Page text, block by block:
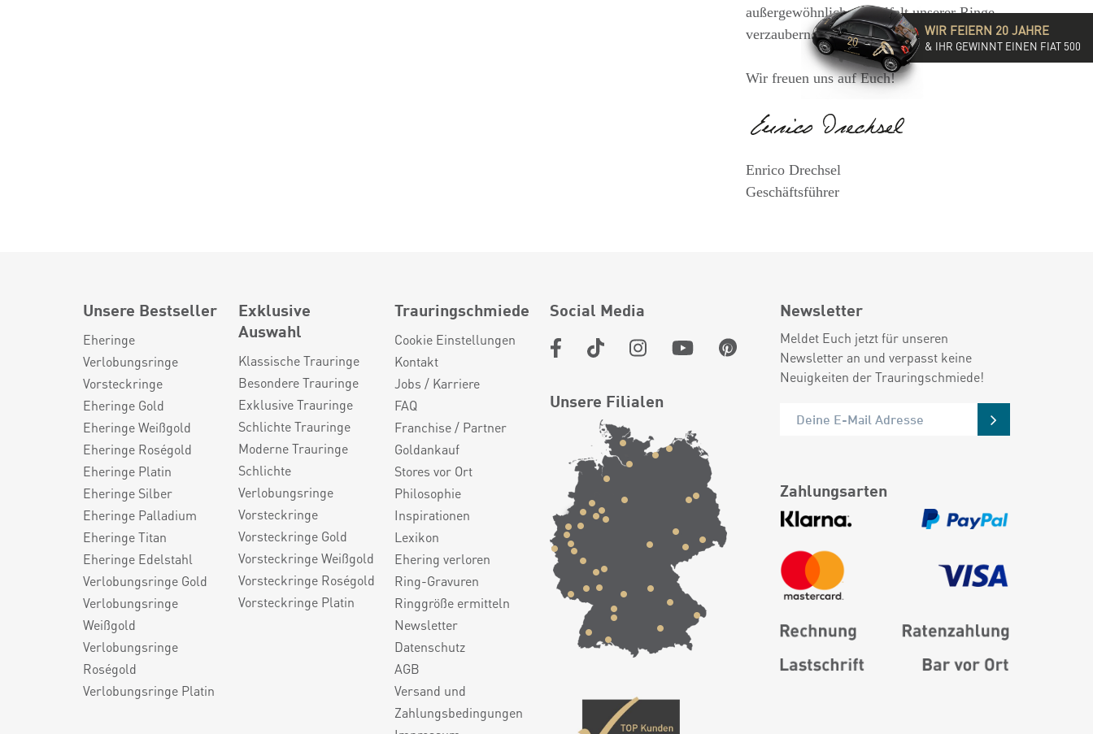
außergewöhnlichen Vielfalt unserer Ringe
verzaubern.
Wir freuen uns auf Euch!
Enrico Drechsel
Geschäftsführer
Unsere Bestseller
Eheringe
Verlobungsringe
Vorsteckringe
Eheringe Gold
Eheringe Weißgold
Eheringe Roségold
Eheringe Platin
Eheringe Silber
Eheringe Palladium
Eheringe Titan
Eheringe Edelstahl
Verlobungsringe Gold
Verlobungsringe
Weißgold
Verlobungsringe
Roségold
Verlobungsringe Platin
Exklusive
Auswahl
Klassische Trauringe
Besondere Trauringe
Exklusive Trauringe
Schlichte Trauringe
Moderne Trauringe
Schlichte
Verlobungsringe
Vorsteckringe
Vorsteckringe Gold
Vorsteckringe Weißgold
Vorsteckringe Roségold
Vorsteckringe Platin
Trauringschmiede
Cookie Einstellungen
Kontakt
Jobs / Karriere
FAQ
Franchise / Partner
Goldankauf
Stores vor Ort
Philosophie
Inspirationen
Lexikon
Ehering verloren
Ring-Gravuren
Ringgröße ermitteln
Newsletter
Datenschutz
AGB
Versand und
Zahlungsbedingungen
Social Media
Unsere Filialen
Newsletter
Meldet Euch jetzt für unseren
Newsletter an und verpasst keine
Neuigkeiten der Trauringschmiede!
Zahlungsarten
WIR FEIERN 20 JAHRE
& IHR GEWINNT EINEN FIAT 500